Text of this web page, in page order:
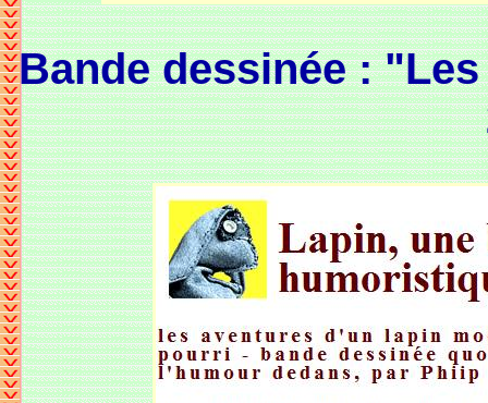
Bande dessinée :